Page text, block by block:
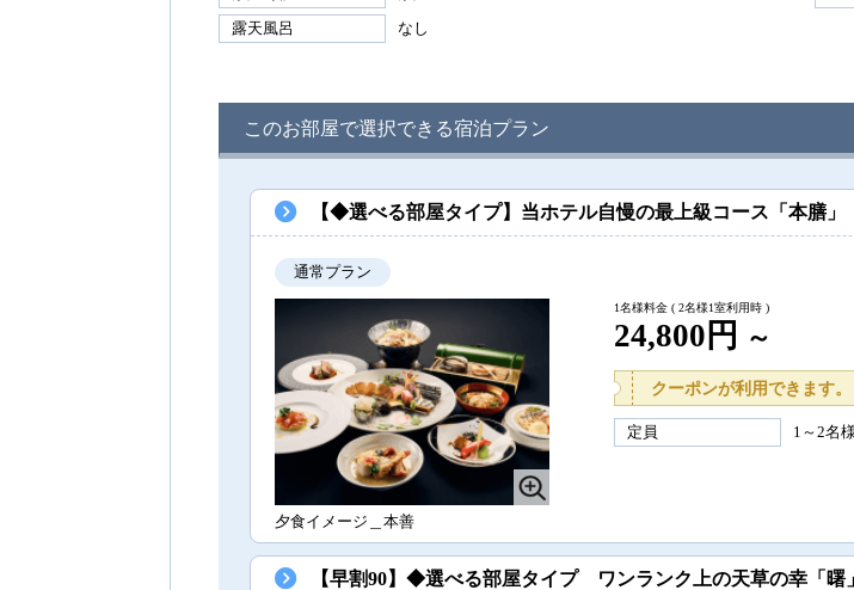
露天風呂
なし
このお部屋で選択できる宿泊プラン
【◆選べる部屋タイプ】当ホテル自慢の最上級コース「本膳」
通常プラン
夕食イメージ＿本善
1名様料金 ( 2名様1室利用時 )
24,800円 ～
クーポンが利用できます。
定員 1～2名様
【早割90】◆選べる部屋タイプ ワンランク上の天草の幸「曙」